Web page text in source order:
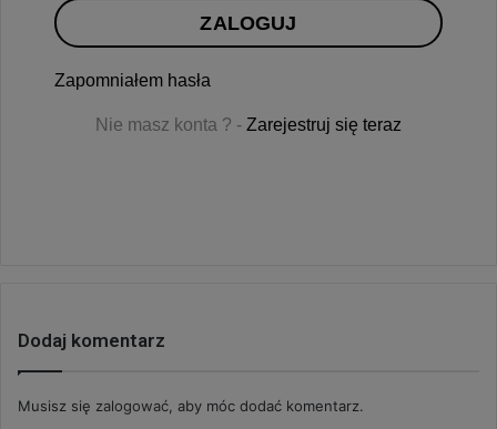
ZALOGUJ
Zapomniałem hasła
Nie masz konta ? - Zarejestruj się teraz
Dodaj komentarz
Musisz się zalogować, aby móc dodać komentarz.